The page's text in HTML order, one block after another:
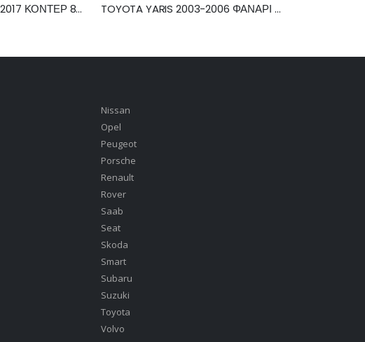
TOYOTA YARIS 2003-2006 ΦΑΝΑΡΙ ΕΜΠΡΟΣ ΔΕΞΙΟ 811300D080 TOYOTA YARIS 2011-2014, 2014-2017 ΗΛΕΚΤΡΟΜΑΓΝΗΤΙΚΗ ΚΛΕΙΔΑΡΙΑ ΕΜΠΡΟΣ ΔΕΞΙΑ U3111130F1
Nissan
Opel
Peugeot
Porsche
Renault
Rover
Saab
Seat
Skoda
Smart
Subaru
Suzuki
Toyota
Volvo